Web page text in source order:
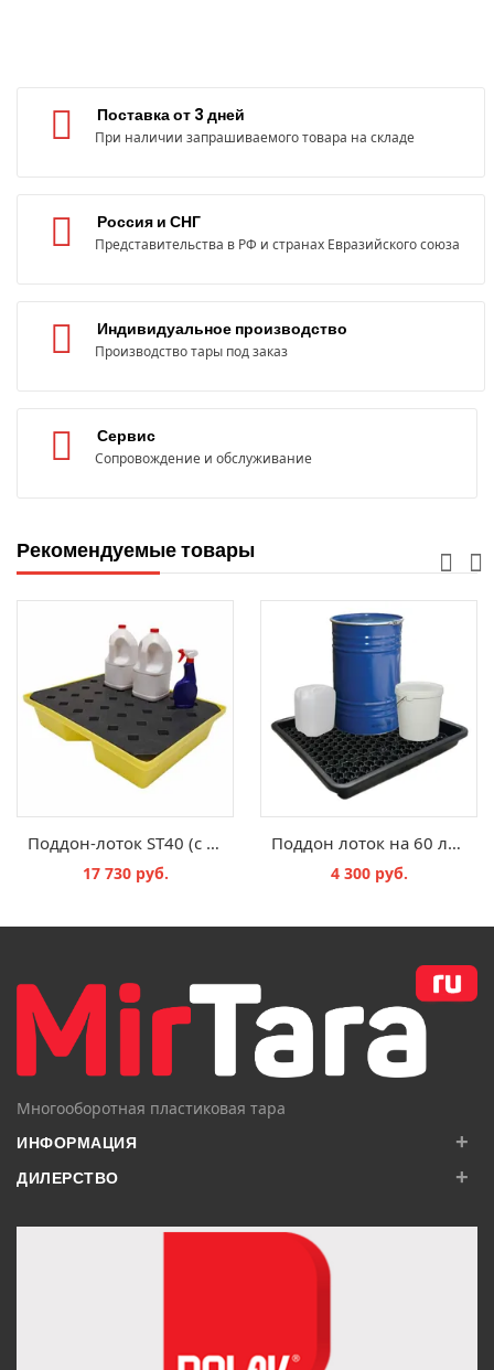
Поставка от 3 дней
При наличии запрашиваемого товара на складе
Россия и СНГ
Представительства в РФ и странах Евразийского союза
Индивидуальное производство
Производство тары под заказ
Сервис
Сопровождение и обслуживание
Рекомендуемые товары
Поддон-лоток ST40 (с решеткой)
17 730 руб.
Поддон лоток на 60 литров с решеткой
4 300 руб.
Многооборотная пластиковая тара
ИНФОРМАЦИЯ +
ДИЛЕРСТВО +